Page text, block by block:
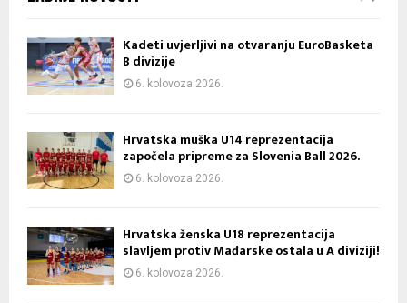
Kadeti uvjerljivi na otvaranju EuroBasketa
B divizije
6. kolovoza 2026.
Hrvatska muška U14 reprezentacija
započela pripreme za Slovenia Ball 2026.
6. kolovoza 2026.
Hrvatska ženska U18 reprezentacija
slavljem protiv Mađarske ostala u A diviziji!
6. kolovoza 2026.